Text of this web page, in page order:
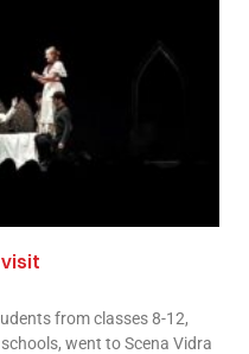
visit
from classes 8-12,
went to Scena Vidra